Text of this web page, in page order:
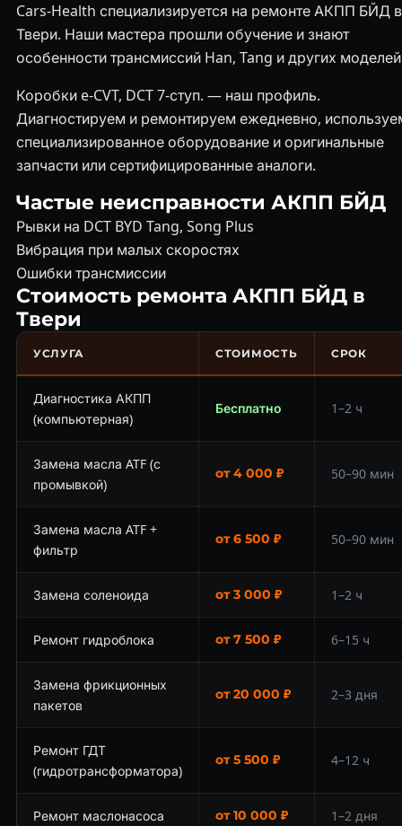
Cars-Health специализируется на ремонте АКПП БЙД в
Твери. Наши мастера прошли обучение и знают
особенности трансмиссий Han, Tang и других
Коробки e-CVT, DCT 7-ступ. — наш профиль.
Диагностируем и ремонтируем ежедневно,
специализированное оборудование и оригинальные
запчасти или сертифицированные аналоги.
Частые неисправности АКПП БЙД
Рывки на DCT BYD Tang, Song Plus
Вибрация при малых скоростях
Ошибки трансмиссии
Стоимость ремонта АКПП БЙД в
Твери
УСЛУГА СТОИМОСТЬ СРОК
Диагностика АКПП
(компьютерная)
Бесплатно 1–2 ч
Замена масла ATF (с
промывкой)
от 4 000 ₽ 50–90 мин
Замена масла ATF +
фильтр
от 6 500 ₽ 50–90 мин
Замена соленоида от 3 000 ₽ 1–2 ч
Ремонт гидроблока от 7 500 ₽ 6–15 ч
Замена фрикционных
пакетов
от 20 000 ₽ 2–3 дня
Ремонт ГДТ
(гидротрансформатора)
от 5 500 ₽ 4–12 ч
Ремонт маслонасоса от 10 000 ₽ 1–2 дня